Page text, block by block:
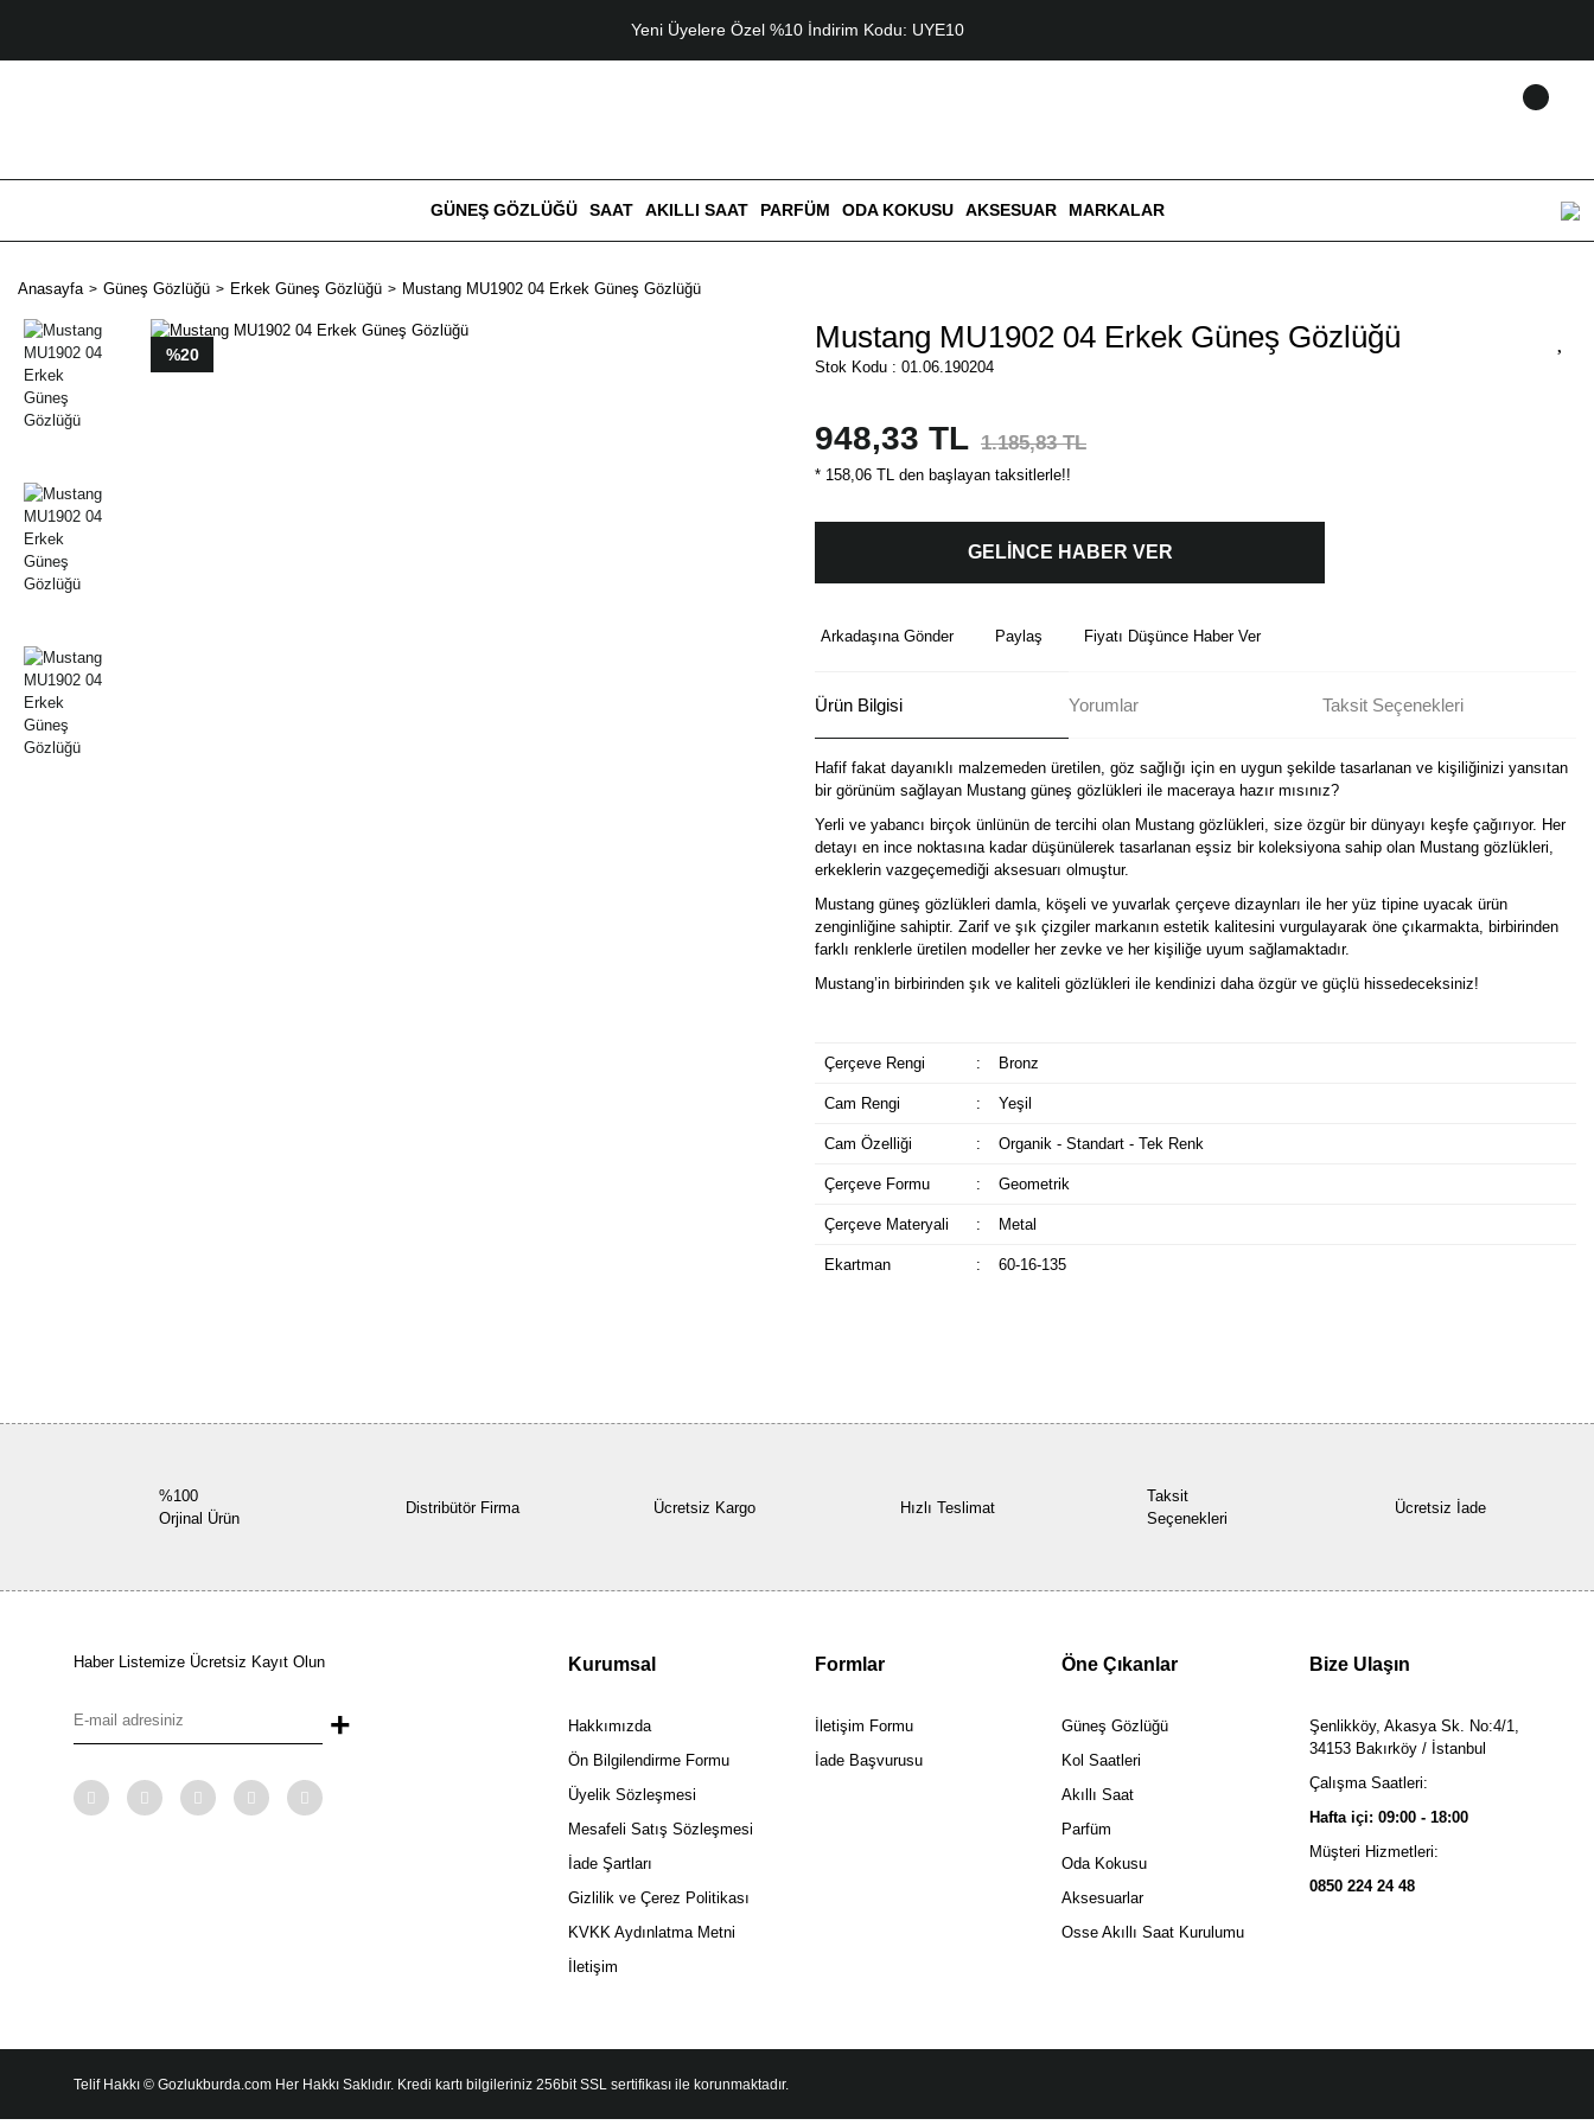
Yeni Üyelere Özel %10 İndirim Kodu: UYE10
GÜNEŞ GÖZLÜĞÜ SAAT AKILLI SAAT PARFÜM ODA KOKUSU AKSESUAR MARKALAR
Anasayfa Güneş Gözlüğü Erkek Güneş Gözlüğü Mustang MU1902 04 Erkek Güneş Gözlüğü
%20 Mustang MU1902 04 Erkek Güneş Gözlüğü
Stok Kodu : 01.06.190204
948,33 TL 1.185,83 TL
* 158,06 TL den başlayan taksitlerle!!
GELİNCE HABER VER
Arkadaşına Gönder Paylaş Fiyatı Düşünce Haber Ver
Ürün Bilgisi Yorumlar Taksit Seçenekleri
Hafif fakat dayanıklı malzemeden üretilen, göz sağlığı için en uygun şekilde tasarlanan ve kişiliğinizi yansıtan
bir görünüm sağlayan Mustang güneş gözlükleri ile maceraya hazır mısınız?
Yerli ve yabancı birçok ünlünün de tercihi olan Mustang gözlükleri, size özgür bir dünyayı keşfe çağırıyor. Her
detayı en ince noktasına kadar düşünülerek tasarlanan eşsiz bir koleksiyona sahip olan Mustang gözlükleri,
erkeklerin vazgeçemediği aksesuarı olmuştur.
Mustang güneş gözlükleri damla, köşeli ve yuvarlak çerçeve dizaynları ile her yüz tipine uyacak ürün
zenginliğine sahiptir. Zarif ve şık çizgiler markanın estetik kalitesini vurgulayarak öne çıkarmakta, birbirinden
farklı renklerle üretilen modeller her zevke ve her kişiliğe uyum sağlamaktadır.
Mustang’in birbirinden şık ve kaliteli gözlükleri ile kendinizi daha özgür ve güçlü hissedeceksiniz!
Çerçeve Rengi : Bronz
Cam Rengi : Yeşil
Cam Özelliği : Organik - Standart - Tek Renk
Çerçeve Formu : Geometrik
Çerçeve Materyali : Metal
Ekartman : 60-16-135
%100
Orjinal Ürün
Distribütör Firma Ücretsiz Kargo Hızlı Teslimat
Taksit
Seçenekleri
Ücretsiz İade
Haber Listemize Ücretsiz Kayıt Olun
+
Kurumsal
Hakkımızda
Ön Bilgilendirme Formu
Üyelik Sözleşmesi
Mesafeli Satış Sözleşmesi
İade Şartları
Gizlilik ve Çerez Politikası
KVKK Aydınlatma Metni
İletişim
Formlar
İletişim Formu
İade Başvurusu
Öne Çıkanlar
Güneş Gözlüğü
Kol Saatleri
Akıllı Saat
Parfüm
Oda Kokusu
Aksesuarlar
Osse Akıllı Saat Kurulumu
Bize Ulaşın
Şenlikköy, Akasya Sk. No:4/1,
34153 Bakırköy / İstanbul
Çalışma Saatleri:
Hafta içi: 09:00 - 18:00
Müşteri Hizmetleri:
0850 224 24 48
Telif Hakkı © Gozlukburda.com Her Hakkı Saklıdır. Kredi kartı bilgileriniz 256bit SSL sertifikası ile korunmaktadır.